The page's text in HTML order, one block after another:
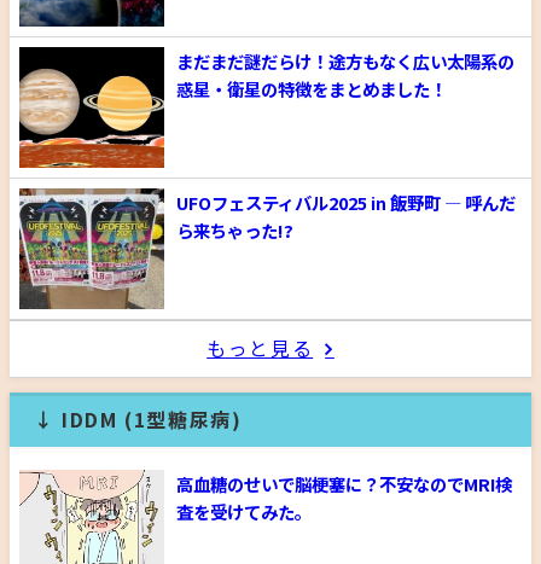
まだまだ謎だらけ！途方もなく広い太陽系の
惑星・衛星の特徴をまとめました！
UFOフェスティバル2025 in 飯野町 ― 呼んだ
ら来ちゃった!?
もっと見る
↓ IDDM (1型糖尿病)
高血糖のせいで脳梗塞に？不安なのでMRI検
査を受けてみた。